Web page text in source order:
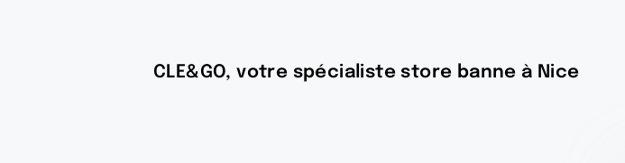
CLE&GO, votre spécialiste store banne à Nice